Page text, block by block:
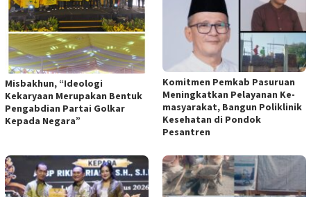
Misbakhun, “Ideologi
Kekaryaan Merupakan Bentuk
Pengabdian Partai Golkar
Kepada Negara”
Komitmen Pemkab Pasuruan
Meningkatkan Pelayanan Ke-
masyarakat, Bangun Poliklinik
Kesehatan di Pondok
Pesantren